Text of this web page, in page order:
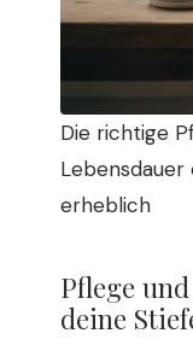
Die richtige
erheblich
Pflege
deine